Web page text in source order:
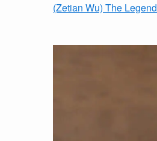
(Zetian Wu) The Legend